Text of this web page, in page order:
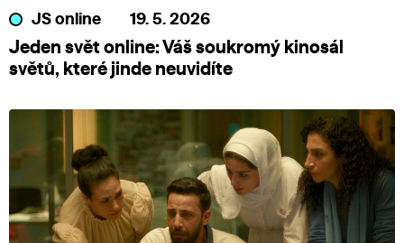
JS online 19. 5. 2026
Jeden svět online: Váš soukromý kinosál
světů, které jinde neuvidíte